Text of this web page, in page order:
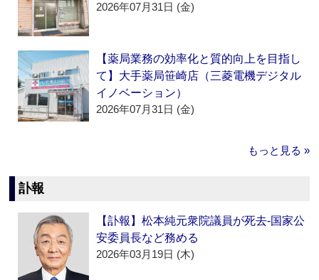
2026年07月31日 (金)
【薬局業務の効率化と質的向上を目指し
て】大手薬局笹崎店（三菱電機デジタル
イノベーション）
2026年07月31日 (金)
もっと見る »
訃報
【訃報】松本純元衆院議員が死去‐国家公
安委員長など務める
2026年03月19日 (木)